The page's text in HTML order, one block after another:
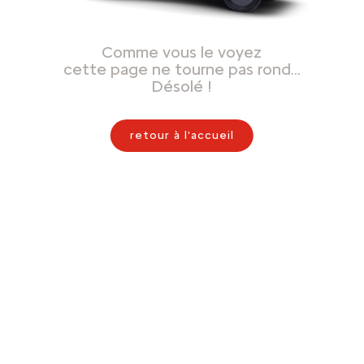
Comme vous le voyez
cette page ne tourne pas rond…
Désolé !
retour à l'accueil